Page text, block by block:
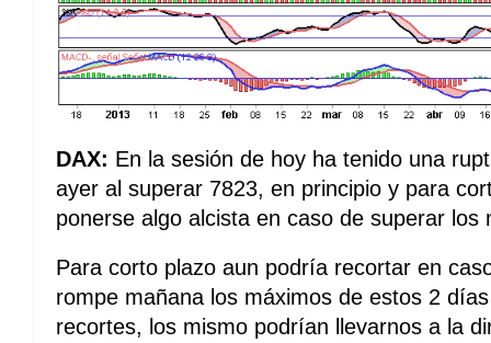
DAX: En la sesión de hoy ha tenido una
ayer al superar 7823, en principio y para
ponerse algo alcista en caso de superar los
Para corto plazo aun podría recortar en
rompe mañana los máximos de estos 2
recortes, los mismo podrían llevarnos a la